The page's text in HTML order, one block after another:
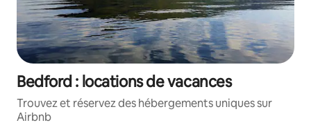
Bedford : locations de vacances
Trouvez et réservez des hébergements uniques sur
Airbnb